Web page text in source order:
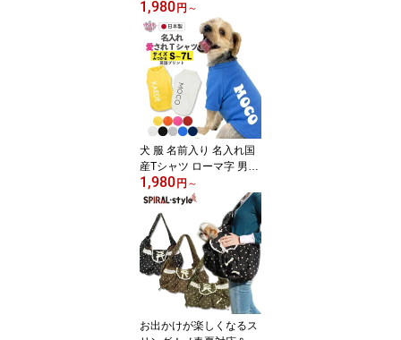
ぴったりのおもしろいス
タイル 男の子や女の子に
人気の犬の服 小型犬や中
型犬、大型犬が使えるサ
イズのペット服 かわいい
印象でおしゃれに着せや
すい服 セールの注目服
オーダーメイドでオリジ
ナル服に。
1,980円 ～
犬 服 名前入り 名入れ国
産Tシャツ ローマ字 男の
子や女の子が楽しめる犬
の服 春夏と秋冬を彩るお
もしろスタイル 小型犬や
中型犬、大型犬に選ばれ
る定番のペット服 着せや
すい仕様でおしゃれなか
わいい一枚 セールの注目
服 オーダーメイドでオリ
ジナル服に。
1,980円 ～
お出かけが楽しくなるス